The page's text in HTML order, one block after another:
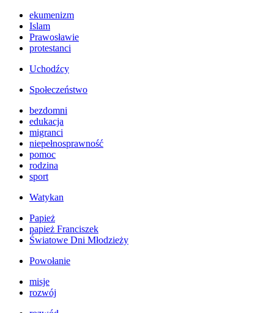
ekumenizm
Islam
Prawosławie
protestanci
Uchodźcy
Społeczeństwo
bezdomni
edukacja
migranci
niepełnosprawność
pomoc
rodzina
sport
Watykan
Papież
papież Franciszek
Światowe Dni Młodzieży
Powołanie
misje
rozwój